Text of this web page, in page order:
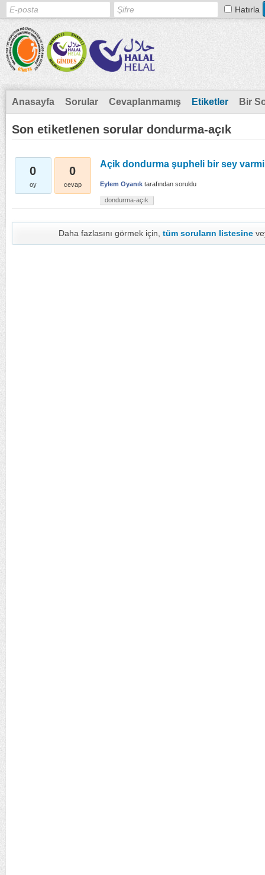
Hatırla
Anasayfa Sorular Cevaplanmamış Etiketler Bir
Son etiketlenen sorular dondurma-açık
0
oy
0
cevap
Açik dondurma şupheli bir sey varmi
Eylem Oyanık tarafından soruldu
dondurma-açık
Daha fazlasını görmek için,tüm soruların listesine